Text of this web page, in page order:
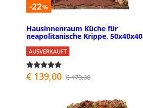
-22%
Hausinnenraum Küche für
neapolitanische Krippe, 50x40x40
AUSVERKAUFT
€ 139,00 € 179,00